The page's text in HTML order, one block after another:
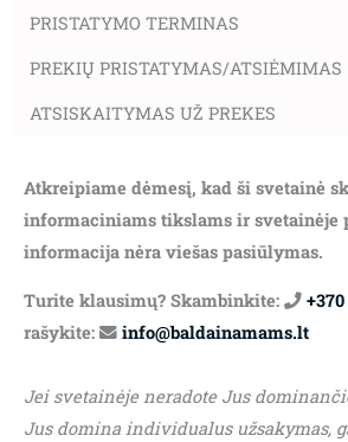
PRISTATYMO TERMINAS
PREKIŲ PRISTATYMAS/ATSIĖMIMAS
ATSISKAITYMAS UŽ PREKES
Atkreipiame dėmesį, kad ši svetainė
informaciniams tikslams ir svetainėje
informacija nėra viešas pasiūlymas.
Turite klausimų? Skambinkite: +370
rašykite:
info@baldainamams.lt
Jei svetainėje neradote Jus
Jus domina individualus užsakymas,